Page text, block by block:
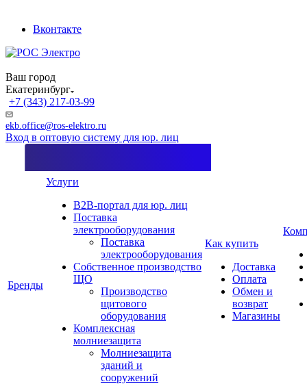
Вконтакте
Ваш город
Екатеринбург
+7 (343) 217-03-99
ekb.office@ros-elektro.ru
Вход в оптовую систему для юр. лиц
Бренды
Услуги
B2B-портал для юр. лиц
Поставка
электрооборудования
Поставка
электрооборудования
Собственное производство
ЩО
Производство
щитового
оборудования
Комплексная
молниезащита
Молниезащита
зданий и
сооружений
Как купить
Доставка
Оплата
Обмен и
возврат
Магазины